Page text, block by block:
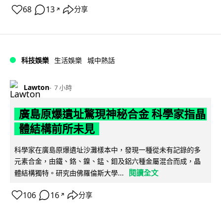
68 13 ↗ 分享
科技娛樂 生活娛樂 城中熱話
Lawton 7 小時
廣島原爆遺址驚現神秘合金 科學家指晶
體結構前所未見
科學家在廣島原爆遺址沙灘樣本中，發現一種從未有記錄的多
元素合金，由鐵、鉻、鎳、錳、鉬及鋁六種金屬混合而成，晶
體結構獨特。研究由佛羅倫斯大學...
閱讀全文
106 16 ↗ 分享